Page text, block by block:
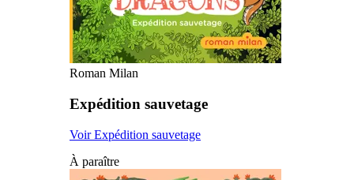
Roman Milan
Expédition sauvetage
Voir Expédition sauvetage
À paraître